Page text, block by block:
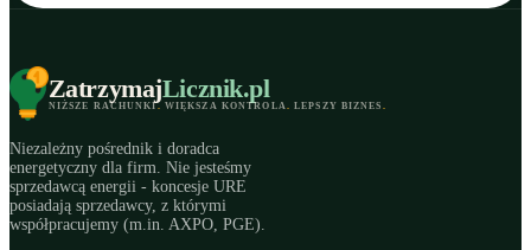
ZatrzymajLicznik.pl
NIŻSZE RACHUNKI. WIĘKSZA KONTROLA. LEPSZY BIZNES .
Niezależny pośrednik i doradca
energetyczny dla firm. Nie jesteśmy
sprzedawcą energii - koncesje URE
posiadają sprzedawcy, z którymi
współpracujemy (m.in. AXPO, PGE).